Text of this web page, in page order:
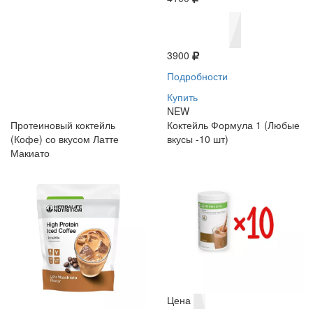
3900
Подробности
Купить
NEW
Протеиновый коктейль
(Кофе) со вкусом Латте
Макиато
Коктейль Формула 1 (Любые
вкусы -10 шт)
Цена